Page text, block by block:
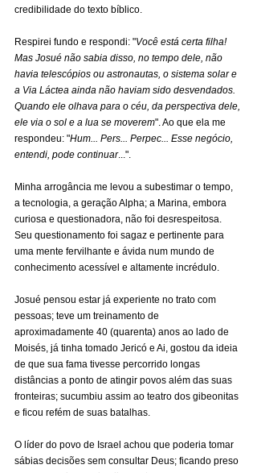
credibilidade do texto bíblico.
Respirei fundo e respondi: "Você está certa filha!
Mas Josué não sabia disso, no tempo dele, não
havia telescópios ou astronautas, o sistema solar e
a Via Láctea ainda não haviam sido desvendados.
Quando ele olhava para o céu, da perspectiva dele,
ele via o sol e a lua se moverem". Ao que ela me
respondeu: "Hum... Pers... Perpec... Esse negócio,
entendi, pode continuar...".
Minha arrogância me levou a subestimar o tempo,
a tecnologia, a geração Alpha; a Marina, embora
curiosa e questionadora, não foi desrespeitosa.
Seu questionamento foi sagaz e pertinente para
uma mente fervilhante e ávida num mundo de
conhecimento acessível e altamente incrédulo.
Josué pensou estar já experiente no trato com
pessoas; teve um treinamento de
aproximadamente 40 (quarenta) anos ao lado de
Moisés, já tinha tomado Jericó e Ai, gostou da ideia
de que sua fama tivesse percorrido longas
distâncias a ponto de atingir povos além das suas
fronteiras; sucumbiu assim ao teatro dos gibeonitas
e ficou refém de suas batalhas.
O líder do povo de Israel achou que poderia tomar
sábias decisões sem consultar Deus; ficando preso